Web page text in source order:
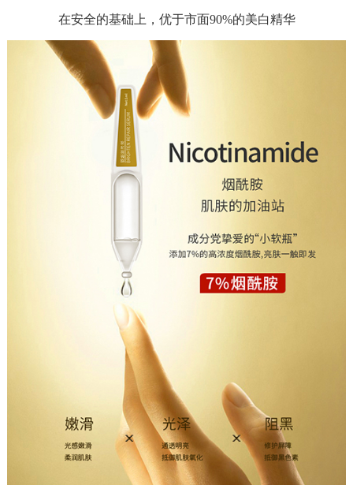
在安全的基础上，优于市面90%的美白精华